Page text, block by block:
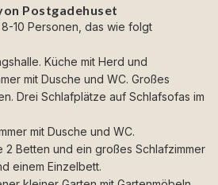
Postgadehuset
10 Personen, das wie folgt
Küche mit Herd und
mit Dusche und WC. Großes
Drei Schlafplätze auf Schlafsofas im
mit Dusche und WC.
2 Betten und ein großes Schlafzimmer
einem Einzelbett.